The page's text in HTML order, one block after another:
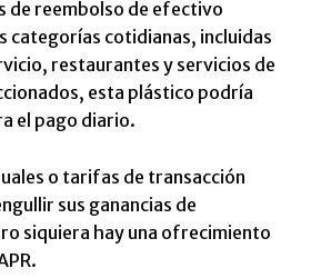
de reembolso de efectivo
categorías cotidianas, incluidas
restaurantes y servicios de
esta plástico podría
el pago diario.
o tarifas de transacción
sus ganancias de
siquiera hay una ofrecimiento